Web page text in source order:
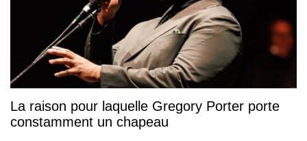
La raison pour laquelle Gregory Porter porte
constamment un chapeau